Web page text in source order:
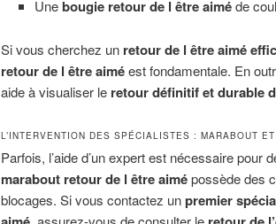
Unebougie retour de l être aiméde
Si vous cherchez un retour de l être aimé
retour de l être aiméest fondamentale. En
aide à visualiser le retour définitif et durable
L’INTERVENTION DES SPÉCIALISTES : MARABOUT
Parfois, l’aide d’un expert est nécessaire pour
marabout retour de l être aimépossède des
blocages. Si vous contactez unpremier